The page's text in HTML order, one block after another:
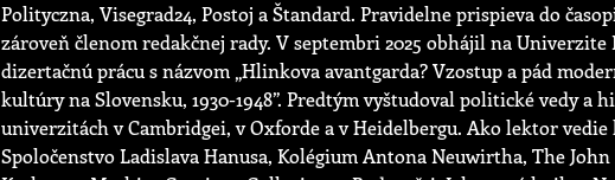
Polityczna, Visegrad24, Postoj a Štandard. Pravidelne prispieva do
zároveň členom redakčnej rady. V septembri 2025 obhájil na Univerzite
dizertačnú prácu s názvom „Hlinkova avantgarda? Vzostup a pád
kultúry na Slovensku, 1930-1948”. Predtým vyštudoval politické vedy a
univerzitách v Cambridgei, v Oxforde a v Heidelbergu. Ako lektor
Spoločenstvo Ladislava Hanusa, Kolégium Antona Neuwirtha, The